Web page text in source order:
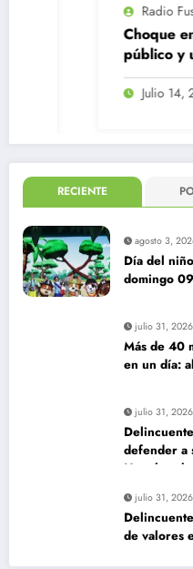
Radio Fusión 0
Choque entre un
público y una
Julio 14, 2026
RECIENTE
agosto 3,
Día del
domingo
julio 31, 2026
Más de 40
en un día:
julio 31, 2026
defender a
Huechuraba
julio 31, 2026
de valores